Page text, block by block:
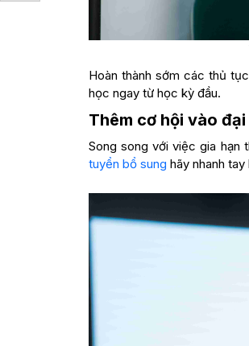
Hoàn thành sớm các thủ
học ngay từ học kỳ đầu.
Thêm cơ hội vào
Song song với việc gia
tuyển bổ sung hãy nhanh